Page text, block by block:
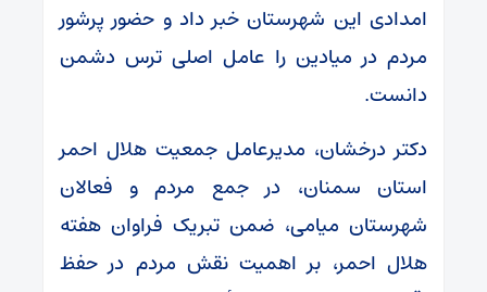
امدادی این شهرستان خبر داد و حضور پرشور
مردم در میادین را عامل اصلی ترس دشمن
دانست.
دکتر درخشان، مدیرعامل جمعیت هلال احمر
استان سمنان، در جمع مردم و فعالان
شهرستان میامی، ضمن تبریک فراوان هفته
هلال احمر، بر اهمیت نقش مردم در حفظ